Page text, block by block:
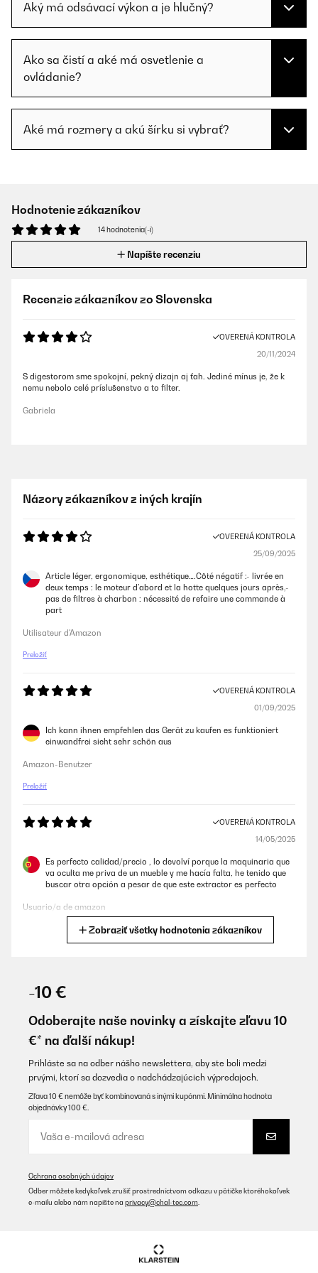
Aký má odsávací výkon a je hlučný?
Ako sa čistí a aké má osvetlenie a
ovládanie?
Aké má rozmery a akú šírku si vybrať?
Hodnotenie zákazníkov
14 hodnotenia(-í)
Napíšte recenziu
Recenzie zákazníkov zo Slovenska
OVERENÁ KONTROLA
20/11/2024
S digestorom sme spokojní, pekný dizajn aj ťah. Jediné mínus je, že k
nemu nebolo celé príslušenstvo a to filter.
Gabriela
Názory zákazníkov z iných krajín
OVERENÁ KONTROLA
25/09/2025
Article léger, ergonomique, esthétique….Côté négatif :- livrée en
deux temps : le moteur d’abord et la hotte quelques jours après,-
pas de filtres à charbon : nécessité de refaire une commande à
part
Utilisateur d'Amazon
Preložiť
OVERENÁ KONTROLA
01/09/2025
Ich kann ihnen empfehlen das Gerät zu kaufen es funktioniert
einwandfrei sieht sehr schön aus
Amazon-Benutzer
Preložiť
OVERENÁ KONTROLA
14/05/2025
Es perfecto calidad/precio , lo devolví porque la maquinaria que
va oculta me priva de un mueble y me hacía falta, he tenido que
buscar otra opción a pesar de que este extractor es perfecto
Usuario/a de amazon
bien la fumée des poêles basses que la fumée des marmites
hautes. Bruit raisonnable, pas plus qu’une hotte haute
traditionnelle. L’écran tactile fonctionne très bien, éclairage
Utilisateur d'Amazon
Preložiť
leider mit der Firma hat alles perfekt geklappt werde wieder bei
Ihnen bestellen danke
Zobraziť všetky hodnotenia zákazníkov
-10 €
Odoberajte naše novinky a získajte zľavu 10
€* na ďalší nákup!
Prihláste sa na odber nášho newslettera, aby ste boli medzi
prvými, ktorí sa dozvedia o nadchádzajúcich výpredajoch.
Zľava 10 € nemôže byť kombinovaná s inými kupónmi. Minimálna hodnota
objednávky 100 €.
Ochrana osobných údajov
Odber môžete kedykoľvek zrušiť prostredníctvom odkazu v pätičke ktoréhokoľvek
e-mailu alebo nám napíšte na privacy@chal-tec.com